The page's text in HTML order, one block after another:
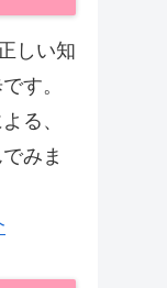
しい知
す。
る、
みま